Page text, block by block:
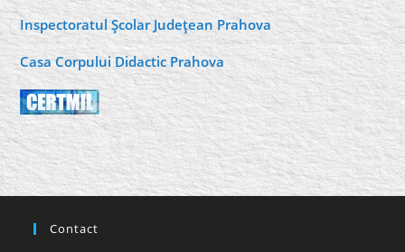
Inspectoratul Şcolar Judeţean Prahova
Casa Corpului Didactic Prahova
Contact